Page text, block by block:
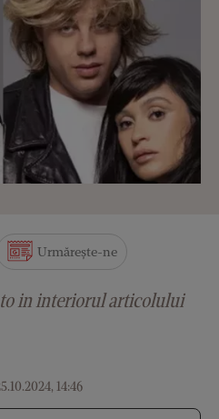
14:46
Urmărește-ne
in interiorul articolului